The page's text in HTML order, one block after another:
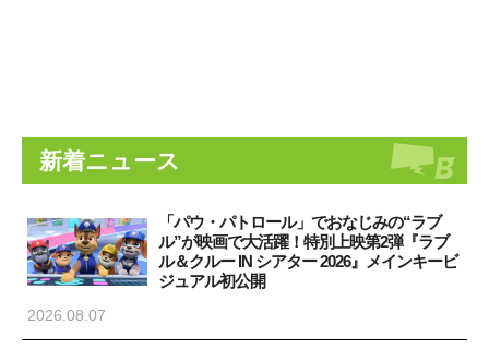
新着ニュース
「パウ・パトロール」でおなじみの“ラブ
ル”が映画で大活躍！特別上映第2弾『ラブ
ル＆クルー IN シアター 2026』メインキービ
ジュアル初公開
2026.08.07